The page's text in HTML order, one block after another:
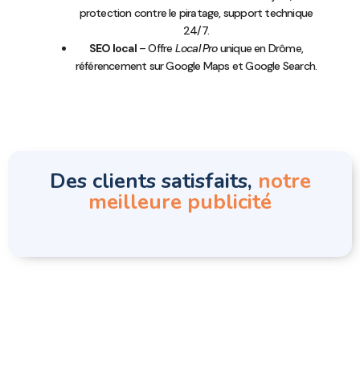
protection contre le piratage, support technique
24/7.
SEO local– Offre Local Prounique en Drôme,
référencement sur Google Maps et Google Search.
Des clients satisfaits, notre
meilleure publicité